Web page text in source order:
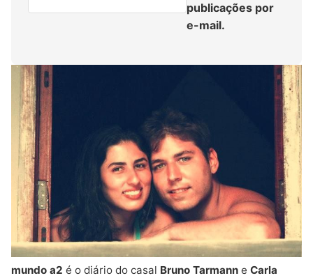
publicações por
e-mail.
mundo a2 é o diário do casal Bruno Tarmann e Carla